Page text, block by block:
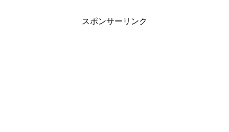
スポンサーリンク